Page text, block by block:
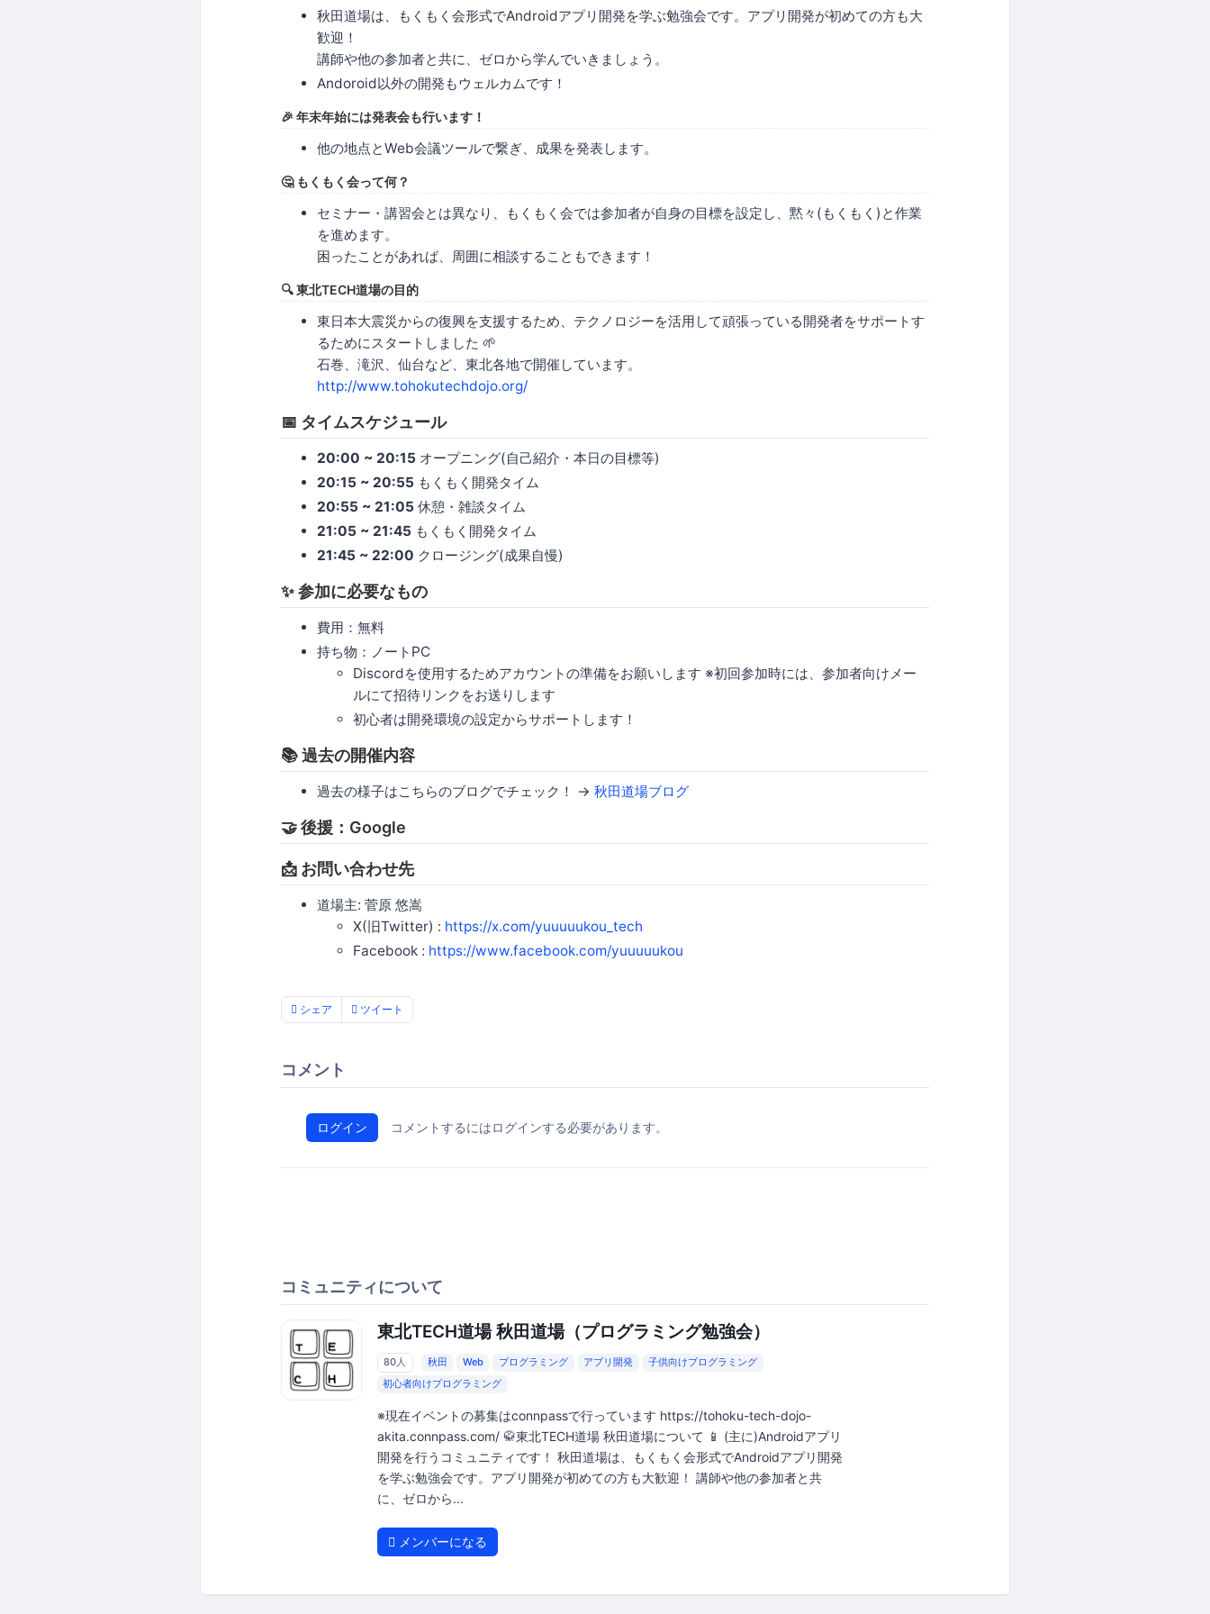
秋田道場は、もくもく会形式でAndroidアプリ開発を学ぶ勉強会です。アプリ開発が初めての方も大
歓迎！
講師や他の参加者と共に、ゼロから学んでいきましょう。
Andoroid以外の開発もウェルカムです！
🎉 年末年始には発表会も行います！
他の地点とWeb会議ツールで繋ぎ、成果を発表します。
🤔 もくもく会って何？
セミナー・講習会とは異なり、もくもく会では参加者が自身の目標を設定し、黙々(もくもく)と作業
を進めます。
困ったことがあれば、周囲に相談することもできます！
🔍 東北TECH道場の目的
東日本大震災からの復興を支援するため、テクノロジーを活用して頑張っている開発者をサポートす
るためにスタートしました 🌱
石巻、滝沢、仙台など、東北各地で開催しています。
http://www.tohokutechdojo.org/
📅 タイムスケジュール
20:00 ~ 20:15 オープニング(自己紹介・本日の目標等)
20:15 ~ 20:55 もくもく開発タイム
20:55 ~ 21:05 休憩・雑談タイム
21:05 ~ 21:45 もくもく開発タイム
21:45 ~ 22:00 クロージング(成果自慢)
✨ 参加に必要なもの
費用：無料
持ち物：ノートPC
Discordを使用するためアカウントの準備をお願いします ※初回参加時には、参加者向けメー
ルにて招待リンクをお送りします
初心者は開発環境の設定からサポートします！
📚 過去の開催内容
過去の様子はこちらのブログでチェック！ → 秋田道場ブログ
🤝 後援：Google
📩 お問い合わせ先
道場主: 菅原 悠嵩
X(旧Twitter) : https://x.com/yuuuuukou_tech
Facebook : https://www.facebook.com/yuuuuukou
シェア ツイート
コメント
ログイン コメントするにはログインする必要があります。
コミュニティについて
東北TECH道場 秋田道場（プログラミング勉強会）
80人 秋田 Web プログラミング アプリ開発
子供向けプログラミング
初心者向けプログラミング
※現在イベントの募集はconnpassで行っています https://tohoku-tech-dojo-
akita.connpass.com/ 🥋東北TECH道場 秋田道場について 📱 (主に)Androidアプリ
開発を行うコミュニティです！ 秋田道場は、もくもく会形式でAndroidアプリ開発
を学ぶ勉強会です。アプリ開発が初めての方も大歓迎！ 講師や他の参加者と共
に、ゼロから...
メンバーになる